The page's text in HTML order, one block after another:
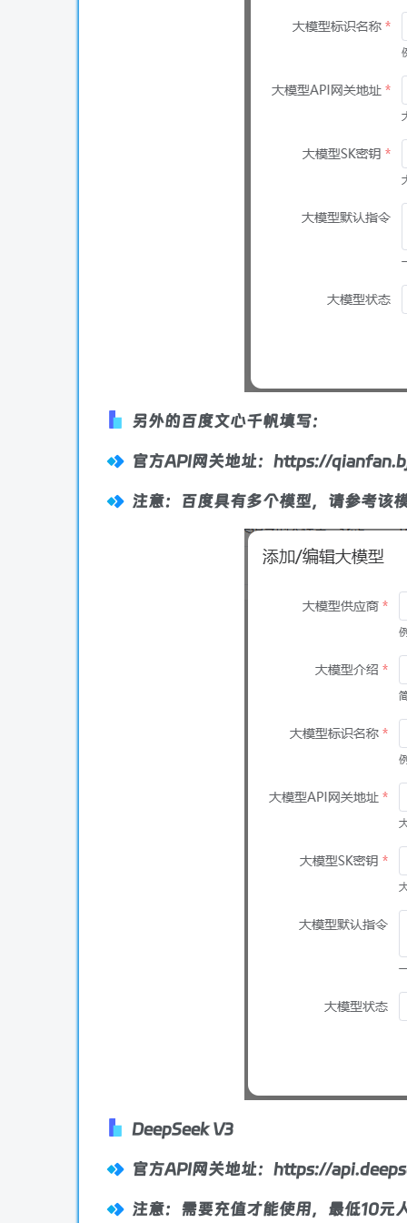
另外的百度文心千帆填写：
官方API网关地址：https://
注意：百度具有多个模型，请参考该
DeepSeek V3
官方API网关地址：https://
注意：需要充值才能使用，最低10元